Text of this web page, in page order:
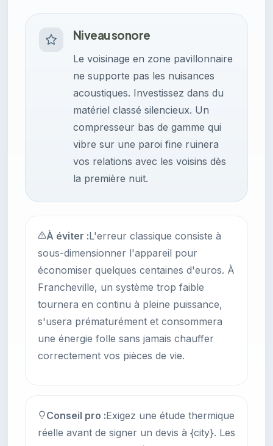
Niveau sonore
Le voisinage en zone pavillonnaire
ne supporte pas les nuisances
acoustiques. Investissez dans du
matériel classé silencieux. Un
compresseur bas de gamme qui
vibre sur une paroi fine ruinera
vos relations avec les voisins dès
la première nuit.
À éviter :L'erreur classique consiste à
sous-dimensionner l'appareil pour
économiser quelques centaines d'euros. À
Francheville, un système trop faible
tournera en continu à pleine puissance,
s'usera prématurément et consommera
une énergie folle sans jamais chauffer
correctement vos pièces de vie.
Conseil pro :Exigez une étude thermique
réelle avant de signer un devis à {city}. Les